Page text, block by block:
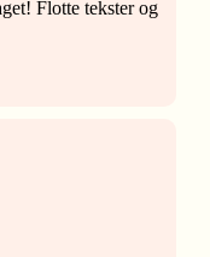
Flotte tekster og